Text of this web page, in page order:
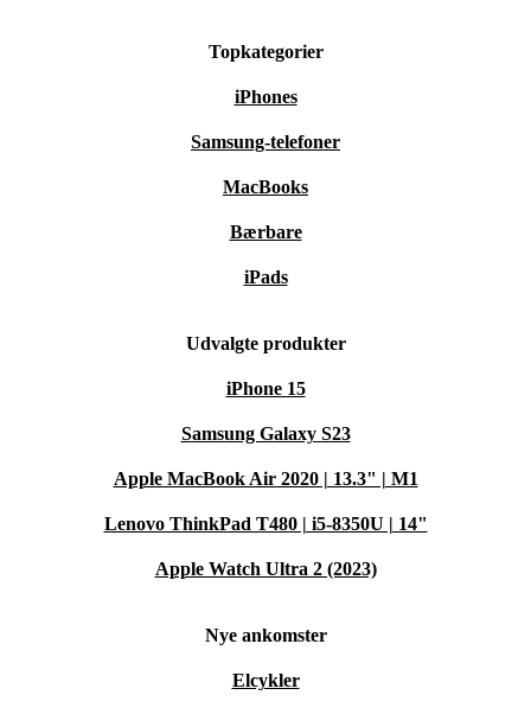
Topkategorier
iPhones
Samsung-telefoner
MacBooks
Bærbare
iPads
Udvalgte produkter
iPhone 15
Samsung Galaxy S23
Apple MacBook Air 2020 | 13.3" | M1
Lenovo ThinkPad T480 | i5-8350U | 14"
Apple Watch Ultra 2 (2023)
Nye ankomster
Elcykler